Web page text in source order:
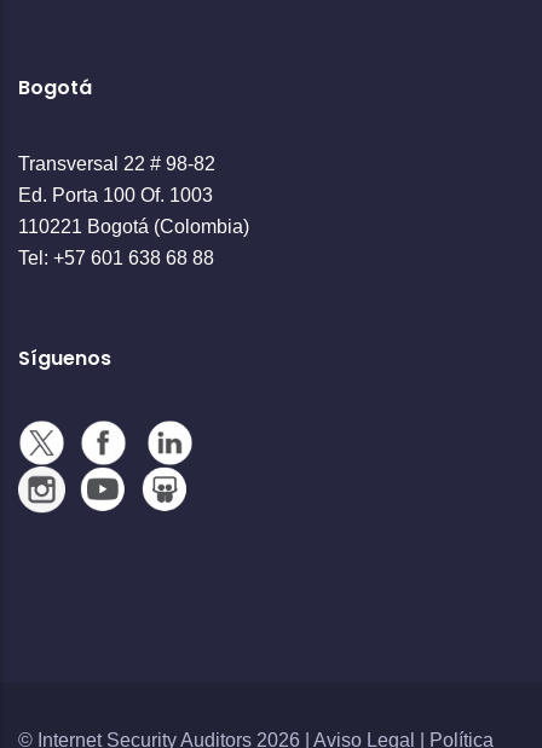
Bogotá
Transversal 22 # 98-82
Ed. Porta 100 Of. 1003
110221 Bogotá (Colombia)
Tel: +57 601 638 68 88
Síguenos
© Internet Security Auditors 2026 | Aviso Legal Política